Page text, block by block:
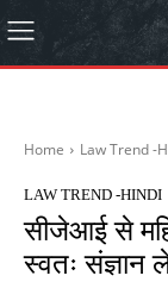
Home Law Trend -
LAW TREND -HINDI
सीजेआई से
स्वतः संज्ञान